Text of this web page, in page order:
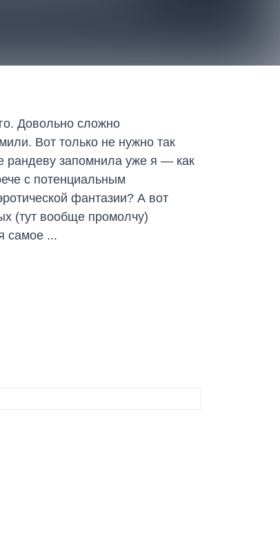
Довольно сложно
Вот только не нужно так
рандеву запомнила уже я — как
с потенциальным
фантазии? А вот
(тут вообще промолчу)
самое ...